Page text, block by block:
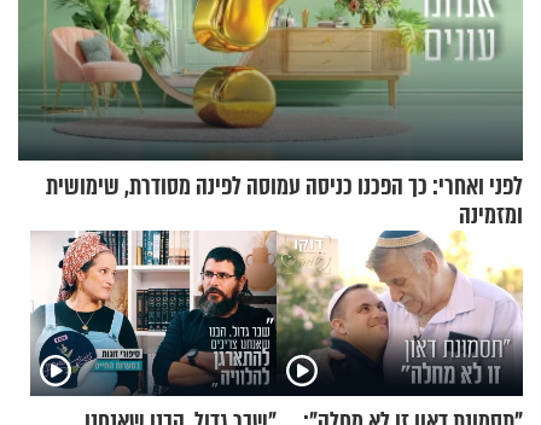
לפני ואחרי: כך הפכנו כניסה עמוסה לפינה מסודרת, שימושית
ומזמינה